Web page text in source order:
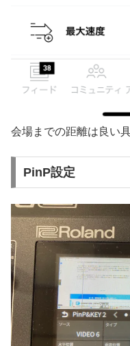
会場までの距離は良い具
PinP設定